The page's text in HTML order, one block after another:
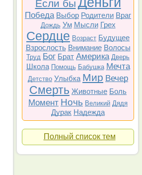
Если бы
Победа Выбор Родители Враг
Дождь Ум Мысли Грех
Сердце Возраст Будущее
Взрослость Внимание Волосы
Труд Бог Брат Америка Дверь
Школа Помощь Бабушка Мечта
Детство Улыбка Мир Вечер
Смерть Животные Боль
Момент Ночь Великий Дядя
Дурак Надежда
Полный список тем